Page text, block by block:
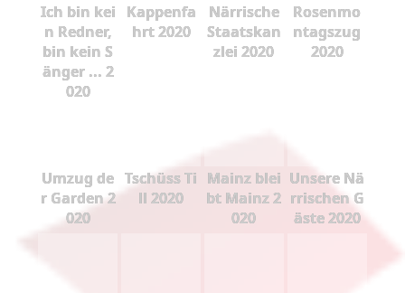
Ich bin kei
n Redner,
bin kein S
änger ... 2
020
Kappenfa
hrt 2020
Närrische
Staatskan
zlei 2020
Rosenmo
ntagszug
2020
Umzug de
r Garden 2
020
Tschüss Ti
ll 2020
Mainz blei
bt Mainz 2
020
Unsere Nä
rrischen G
äste 2020